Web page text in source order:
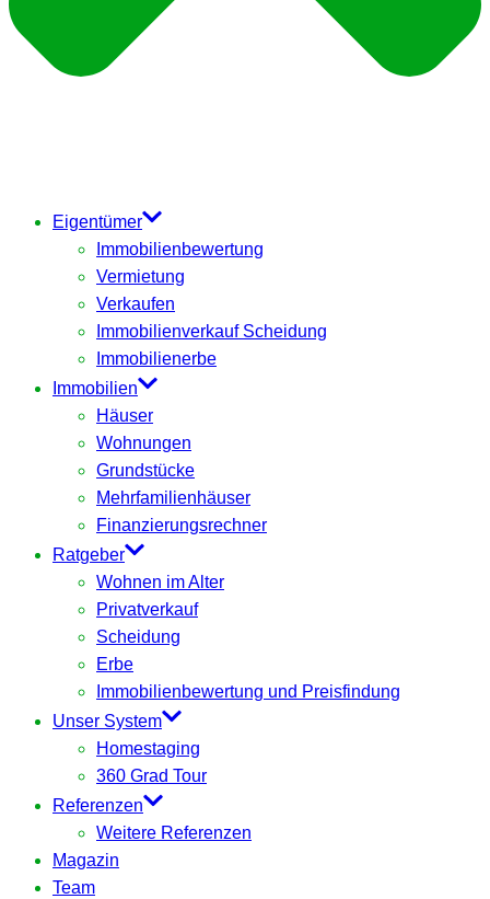
Eigentümer
Immobilienbewertung
Vermietung
Verkaufen
Immobilienverkauf Scheidung
Immobilienerbe
Immobilien
Häuser
Wohnungen
Grundstücke
Mehrfamilienhäuser
Finanzierungsrechner
Ratgeber
Wohnen im Alter
Privatverkauf
Scheidung
Erbe
Immobilienbewertung und Preisfindung
Unser System
Homestaging
360 Grad Tour
Referenzen
Weitere Referenzen
Magazin
Team